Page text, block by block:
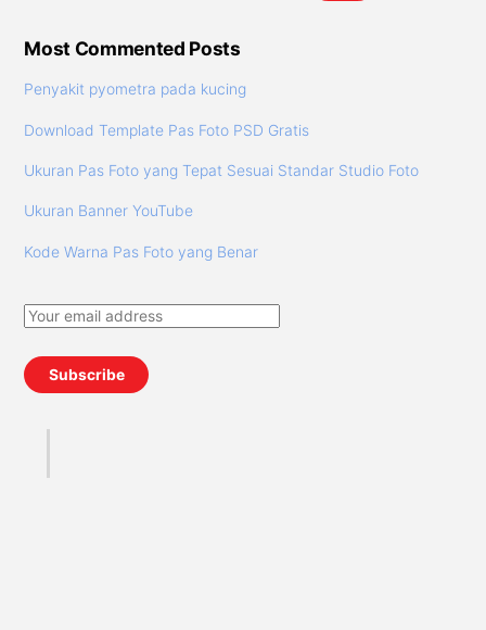
Most Commented Posts
Penyakit pyometra pada kucing
Download Template Pas Foto PSD Gratis
Ukuran Pas Foto yang Tepat Sesuai Standar Studio Foto
Ukuran Banner YouTube
Kode Warna Pas Foto yang Benar